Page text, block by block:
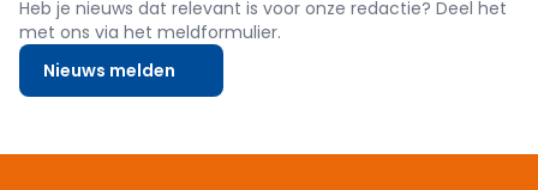
Heb je nieuws dat relevant is voor onze redactie? Deel het
met ons via het meldformulier.
Nieuws melden